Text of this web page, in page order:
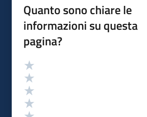
Quanto sono chiare le
informazioni su questa
pagina?
Valutazione